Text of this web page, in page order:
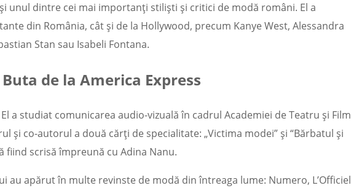
unul dintre cei mai importanți stiliști și critici de modă români. El a
din România, cât și de la Hollywood, precum Kanye West, Alessandra
Stan sau Isabeli Fontana.
de la America Express
a studiat comunicarea audio-vizuală în cadrul Academiei de Teatru și Film
și co-autorul a două cărți de specialitate: „Victima modei” și “Bărbatul și
fiind scrisă împreună cu Adina Nanu.
au apărut în multe revinste de modă din întreaga lume: Numero, L’Officiel